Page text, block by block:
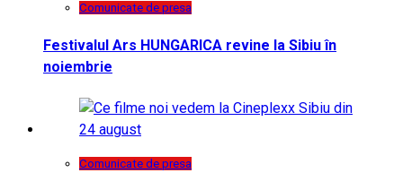
Comunicate de presa
Festivalul Ars HUNGARICA revine la Sibiu în
noiembrie
Comunicate de presa